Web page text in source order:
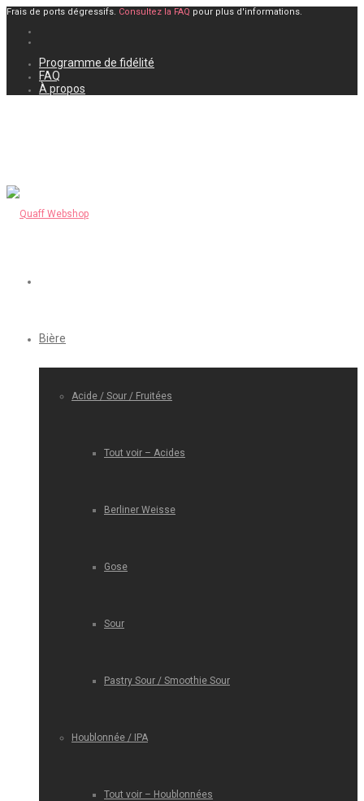
Frais de ports dégressifs. Consultez la FAQ pour plus d'informations.
Programme de fidélité
FAQ
À propos
Bière
Acide / Sour / Fruitées
Tout voir – Acides
Berliner Weisse
Gose
Sour
Pastry Sour / Smoothie Sour
Houblonnée / IPA
Tout voir – Houblonnées